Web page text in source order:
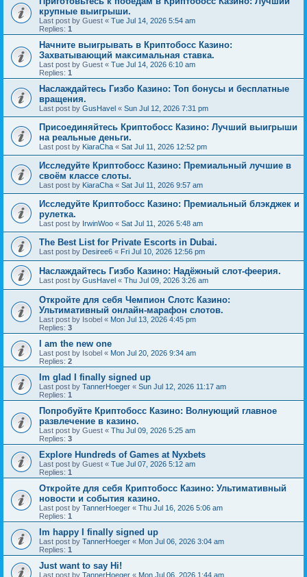
крупные выигрыши.
Last post by Guest « Tue Jul 14, 2026 5:54 am
Replies: 1
Начните выигрывать в Криптобосс Казино:
Захватывающий максимальная ставка.
Last post by Guest « Tue Jul 14, 2026 6:10 am
Replies: 1
Наслаждайтесь Гизбо Казино: Топ бонусы и бесплатные
вращения.
Last post by GusHavel « Sun Jul 12, 2026 7:31 pm
Присоединяйтесь Криптобосс Казино: Лучший выигрыши
на реальные деньги.
Last post by KiaraCha « Sat Jul 11, 2026 12:52 pm
Исследуйте Криптобосс Казино: Премиальный лучшие в
своём классе слоты.
Last post by KiaraCha « Sat Jul 11, 2026 9:57 am
Исследуйте Криптобосс Казино: Премиальный блэкджек и
рулетка.
Last post by IrwinWoo « Sat Jul 11, 2026 5:48 am
The Best List for Private Escorts in Dubai.
Last post by Desiree6 « Fri Jul 10, 2026 12:56 pm
Наслаждайтесь Гизбо Казино: Надёжный слот-феерия.
Last post by GusHavel « Thu Jul 09, 2026 3:26 am
Откройте для себя Чемпион Слотс Казино:
Ультимативный онлайн-марафон слотов.
Last post by Isobel « Mon Jul 13, 2026 4:45 pm
Replies: 3
I am the new one
Last post by Isobel « Mon Jul 20, 2026 9:34 am
Replies: 2
Im glad I finally signed up
Last post by TannerHoeger « Sun Jul 12, 2026 11:17 am
Replies: 1
Попробуйте Криптобосс Казино: Волнующий главное
развлечение в казино.
Last post by Guest « Thu Jul 09, 2026 5:25 am
Replies: 3
Explore Hundreds of Games at Nyxbets
Last post by Guest « Tue Jul 07, 2026 5:12 am
Replies: 1
Откройте для себя Криптобосс Казино: Ультимативный
новости и события казино.
Last post by TannerHoeger « Thu Jul 16, 2026 5:06 am
Replies: 1
Im happy I finally signed up
Last post by TannerHoeger « Mon Jul 06, 2026 3:04 am
Replies: 1
Just want to say Hi!
Last post by TannerHoeger « Mon Jul 06, 2026 1:44 am